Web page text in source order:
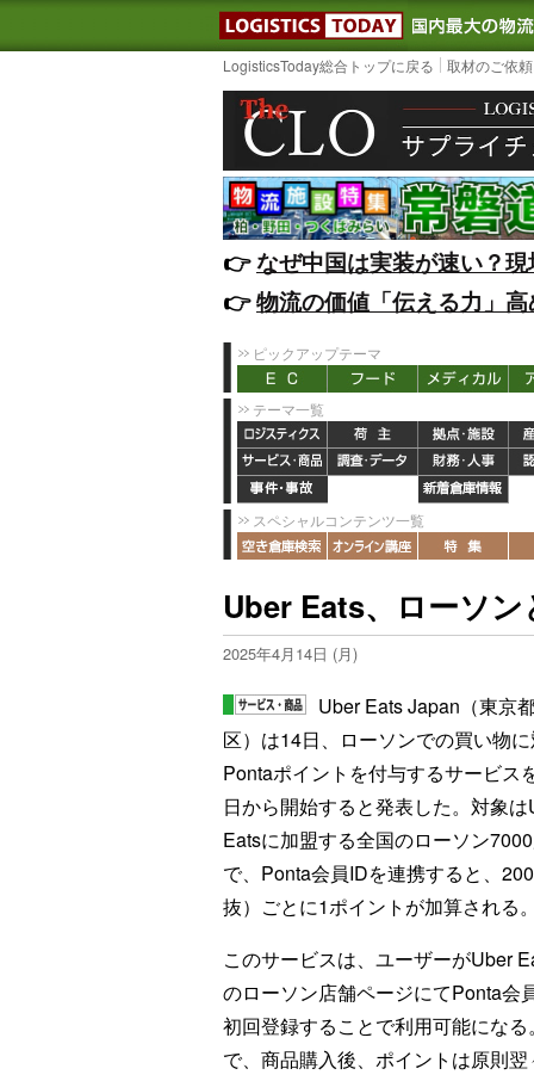
LOGISTICS
LogisticsToday総合トップに戻る 取材のご依
👉️なぜ中国は実装が速い？
👉️物流の価値「伝える力」
ピックアップテーマ
テーマ一覧
スペシャルコンテンツ一覧
Uber Eats、ローソ
2025年4月14日 (月)
Uber Eats Japan（東京
区）は14日、ローソンでの買い物に
Pontaポイントを付与するサービス
日から開始すると発表した。対象は
Eatsに加盟する全国のローソン
で、Ponta会員IDを連携すると、
抜）ごとに1ポイントが加算される。
このサービスは、ユーザーがUber
のローソン店舗ページにてPonta会
初回登録することで利用可能にな
で、商品購入後、ポイントは原則